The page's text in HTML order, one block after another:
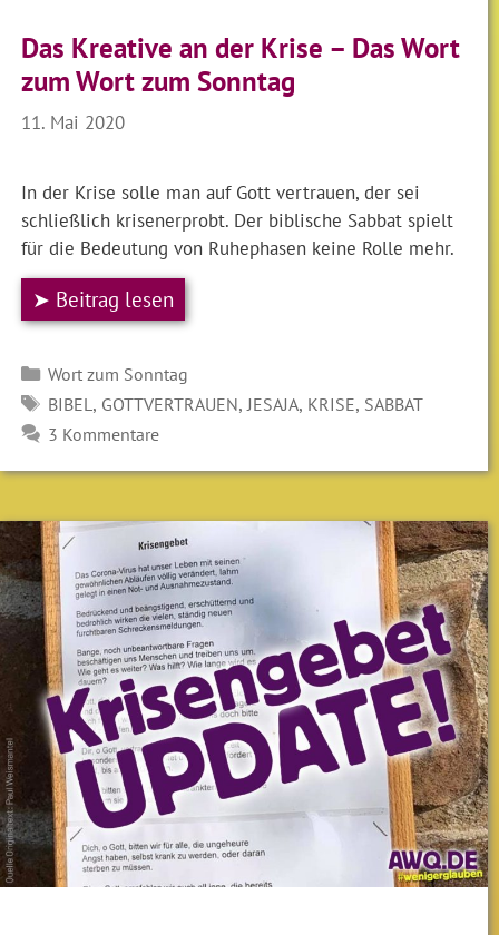
Das Kreative an der Krise – Das Wort
zum Wort zum Sonntag
11. Mai 2020
In der Krise solle man auf Gott vertrauen, der sei
schließlich krisenerprobt. Der biblische Sabbat spielt
für die Bedeutung von Ruhephasen keine Rolle mehr.
➤ Beitrag lesen
Kategorien
Wort zum Sonntag
SCHLAGWÖRTER
BIBEL, GOTTVERTRAUEN,JESAJA, KRISE, SABBAT
3 Kommentare